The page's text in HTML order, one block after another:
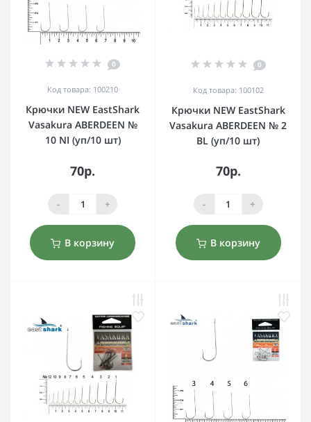
0
Код товара: 100210
Крючки NEW EastShark
Vasakura ABERDEEN №
10 NI (уп/10 шт)
70р.
- +
В корзину
0
Код товара: 100102
Крючки NEW EastShark
Vasakura ABERDEEN № 2
BL (уп/10 шт)
70р.
- +
В корзину